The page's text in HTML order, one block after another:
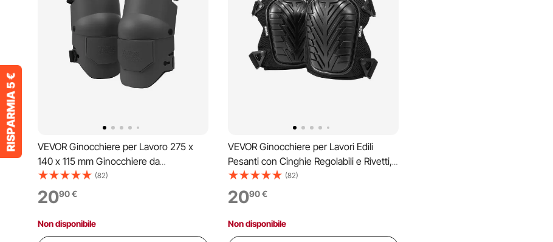
VEVOR Ginocchiere per Lavoro 275 x
140 x 115 mm Ginocchiere da
Costruzione Extra Spesse con
Imbottitura in Schiuma, Ideali per Tetti,
Giardinaggio e Pavimento, per Uomini e
Donne, Nere
(82)
2090€
Non disponibile
VEVOR Ginocchiere per Lavori Edili
Pesanti con Cinghie Regolabili e Rivetti,
Ginocchiere in Gel Spesso con
Imbottitura in Schiuma per Protezione
Completa del Ginocchio, per Pavimenti e
Giardinaggio
(82)
2090€
Non disponibile